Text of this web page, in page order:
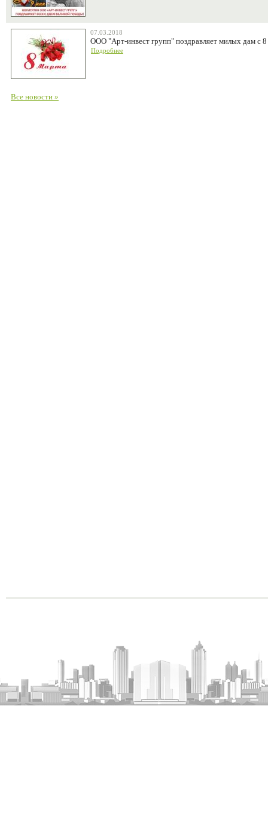
07.03.2018
ООО "Арт-инвест групп" поздравляет милых дам с
Подробнее
Все новости »